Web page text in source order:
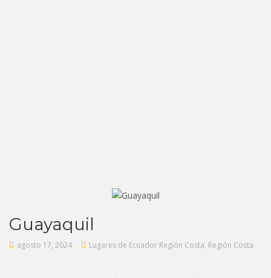
Guayaquil
agosto 17, 2024 Lugares de Ecuador Región Costa, Región Costa